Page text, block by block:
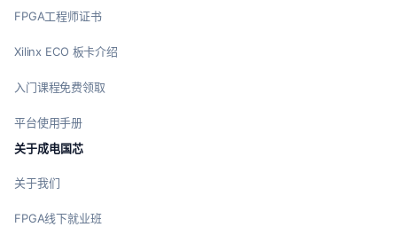
FPGA工程师证书
Xilinx ECO 板卡介绍
入门课程免费领取
平台使用手册
关于成电国芯
关于我们
FPGA线下就业班